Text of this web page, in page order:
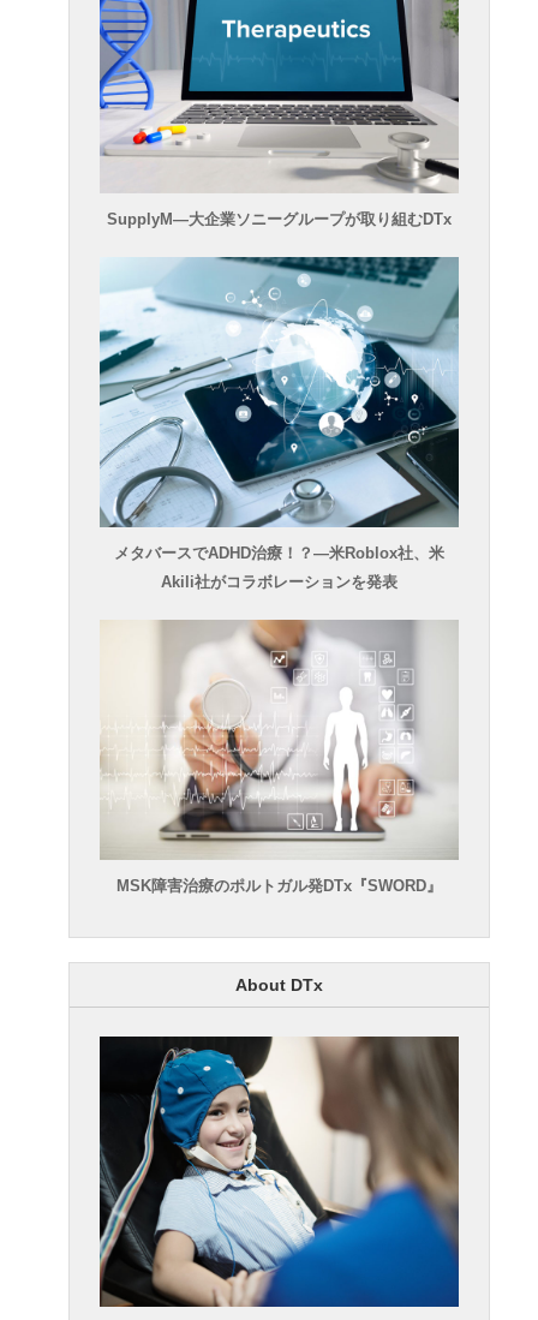
SupplyM―大企業ソニーグループが取り組むDTx
メタバースでADHD治療！？―米Roblox社、米
Akili社がコラボレーションを発表
MSK障害治療のポルトガル発DTx『SWORD』
About DTx